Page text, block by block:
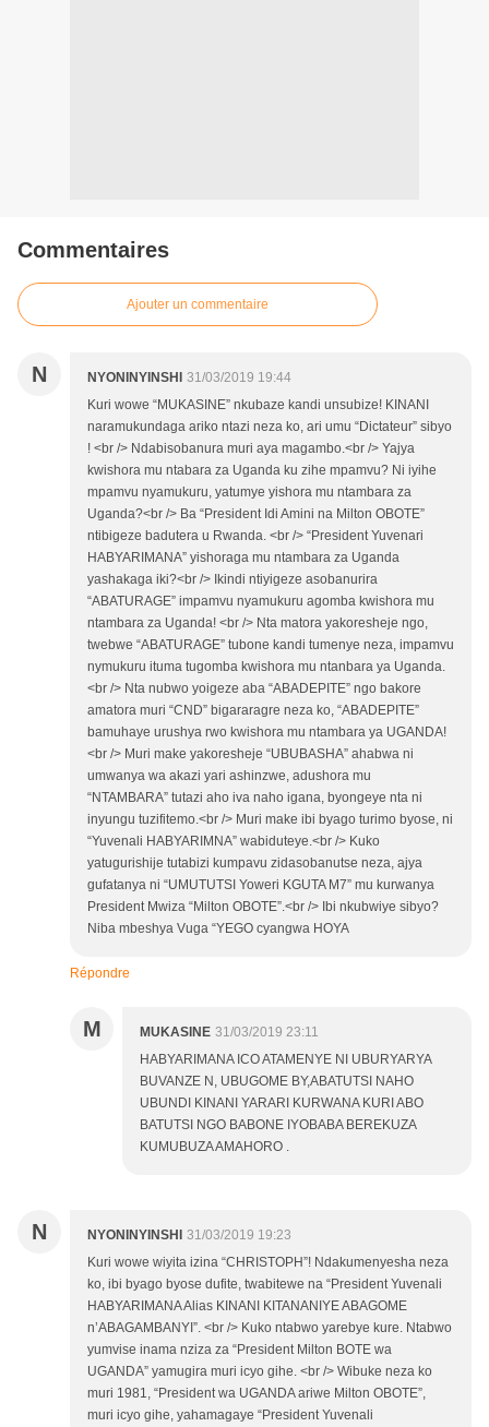
Commentaires
Ajouter un commentaire
N NYONINYINSHI 31/03/2019 19:44
Kuri wowe “MUKASINE” nkubaze kandi unsubize! KINANI
naramukundaga ariko ntazi neza ko, ari umu “Dictateur” sibyo
! <br /> Ndabisobanura muri aya magambo.<br /> Yajya
kwishora mu ntabara za Uganda ku zihe mpamvu? Ni iyihe
mpamvu nyamukuru, yatumye yishora mu ntambara za
Uganda?<br /> Ba “President Idi Amini na Milton OBOTE”
ntibigeze badutera u Rwanda. <br /> “President Yuvenari
HABYARIMANA” yishoraga mu ntambara za Uganda
yashakaga iki?<br /> Ikindi ntiyigeze asobanurira
“ABATURAGE” impamvu nyamukuru agomba kwishora mu
ntambara za Uganda! <br /> Nta matora yakoresheje ngo,
twebwe “ABATURAGE” tubone kandi tumenye neza, impamvu
nymukuru ituma tugomba kwishora mu ntanbara ya Uganda.
<br /> Nta nubwo yoigeze aba “ABADEPITE” ngo bakore
amatora muri “CND” bigararagre neza ko, “ABADEPITE”
bamuhaye urushya rwo kwishora mu ntambara ya UGANDA!
<br /> Muri make yakoresheje “UBUBASHA” ahabwa ni
umwanya wa akazi yari ashinzwe, adushora mu
“NTAMBARA” tutazi aho iva naho igana, byongeye nta ni
inyungu tuzifitemo.<br /> Muri make ibi byago turimo byose, ni
“Yuvenali HABYARIMNA” wabiduteye.<br /> Kuko
yatugurishije tutabizi kumpavu zidasobanutse neza, ajya
gufatanya ni “UMUTUTSI Yoweri KGUTA M7” mu kurwanya
President Mwiza “Milton OBOTE”.<br /> Ibi nkubwiye sibyo?
Niba mbeshya Vuga “YEGO cyangwa HOYA
Répondre
M MUKASINE 31/03/2019 23:11
HABYARIMANA ICO ATAMENYE NI UBURYARYA
BUVANZE N, UBUGOME BY,ABATUTSI NAHO
UBUNDI KINANI YARARI KURWANA KURI ABO
BATUTSI NGO BABONE IYOBABA BEREKUZA
KUMUBUZA AMAHORO .
N NYONINYINSHI 31/03/2019 19:23
Kuri wowe wiyita izina “CHRISTOPH”! Ndakumenyesha neza
ko, ibi byago byose dufite, twabitewe na “President Yuvenali
HABYARIMANA Alias KINANI KITANANIYE ABAGOME
n’ABAGAMBANYI”. <br /> Kuko ntabwo yarebye kure. Ntabwo
yumvise inama nziza za “President Milton BOTE wa
UGANDA” yamugira muri icyo gihe. <br /> Wibuke neza ko
muri 1981, “President wa UGANDA ariwe Milton OBOTE”,
muri icyo gihe, yahamagaye “President Yuvenali